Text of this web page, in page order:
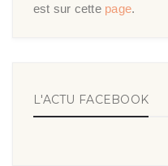
est sur cette page.
L'ACTU FACEBOOK